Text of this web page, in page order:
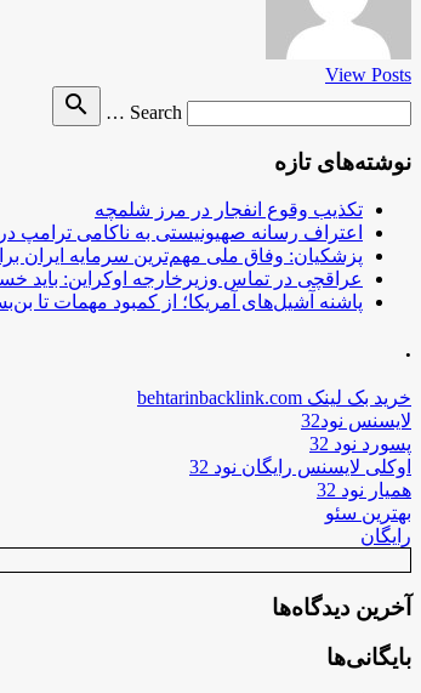
View Posts
Search …
search
نوشته‌های تازه
تکذیب وقوع انفجار در مرز شلمچه
اعتراف رسانه صهیونیستی به ناکامی ترامپ در
پزشکیان: وفاق ملی مهم‌ترین سرمایه ایران
عراقچی در تماس وزیرخارجه اوکراین: باید
پاشنه آشیل‌های آمریکا؛ از کمبود مهمات تا
.
خرید بک لینک behtarinbacklink.com
لایسنس نود32
پسورد نود 32
اوکلی لایسنس رایگان نود 32
همیار نود 32
بهترین سئو
رایگان
آخرین دیدگاه‌ها
بایگانی‌ها